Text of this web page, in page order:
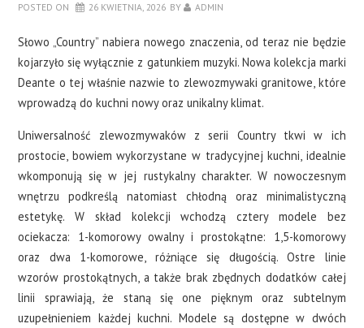
KONTAKT
POSTED ON 26 KWIETNIA, 2026 BY ADMIN
Słowo „Country” nabiera nowego znaczenia, od teraz nie będzie
kojarzyło się wyłącznie z gatunkiem muzyki. Nowa kolekcja marki
Deante o tej właśnie nazwie to zlewozmywaki granitowe, które
wprowadzą do kuchni nowy oraz unikalny klimat.
Uniwersalność zlewozmywaków z serii Country tkwi w ich
prostocie, bowiem wykorzystane w tradycyjnej kuchni, idealnie
wkomponują się w jej rustykalny charakter. W nowoczesnym
wnętrzu podkreślą natomiast chłodną oraz minimalistyczną
estetykę. W skład kolekcji wchodzą cztery modele bez
ociekacza: 1-komorowy owalny i prostokątne: 1,5-komorowy
oraz dwa 1-komorowe, różniące się długością. Ostre linie
wzorów prostokątnych, a także brak zbędnych dodatków całej
linii sprawiają, że staną się one pięknym oraz subtelnym
uzupełnieniem każdej kuchni. Modele są dostępne w dwóch